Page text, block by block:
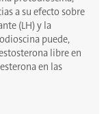
a su efecto sobre
(LH) y la
puede,
libre en
en las